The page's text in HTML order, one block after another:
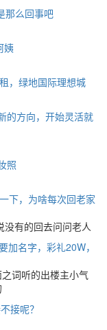
那么回事吧
姨
，绿地国际理想城
的方向，开始灵活就
照
下，为啥每次回老家
没有的回去问问老人
加名字，彩礼20W，
词听的出楼主小气
接呢？